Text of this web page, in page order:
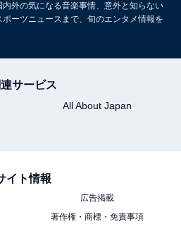
on Instagram
ますが、風間はこれまでにな
外の気になる音楽事情、意外と知らない
ーツニュースまで、旬のエンタメ情報を
サービス
All About Japan
イト情報
広告掲載
著作権・商標・免責事項